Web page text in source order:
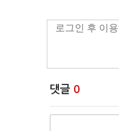
댓글 0